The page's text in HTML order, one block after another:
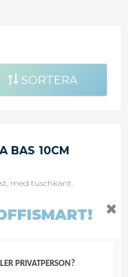
SORTERA
BAS 10CM
med tuschkant.
PRIVATPERSON?
✖